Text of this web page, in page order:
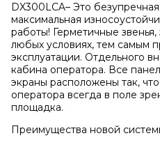
DX300LCA– Это
максимальная
работы! Герметичные
любых условиях, тем самым
эксплуатации. Отдельного
кабина оператора. Все
экраны расположены так,
оператора всегда в поле
площадка.
Преимущества новой